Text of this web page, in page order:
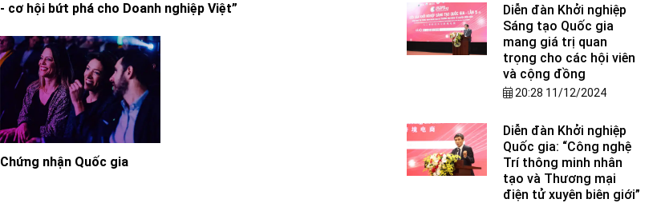
- cơ hội bứt phá cho Doanh nghiệp Việt”
Chứng nhận Quốc gia
Diễn đàn Khởi nghiệp
Sáng tạo Quốc gia
mang giá trị quan
trọng cho các hội viên
và cộng đồng
20:28 11/12/2024
Diễn đàn Khởi nghiệp
Quốc gia: “Công nghệ
Trí thông minh nhân
tạo và Thương mại
điện tử xuyên biên giới”